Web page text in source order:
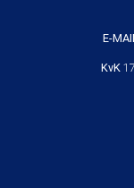
E-MAIL
KvK